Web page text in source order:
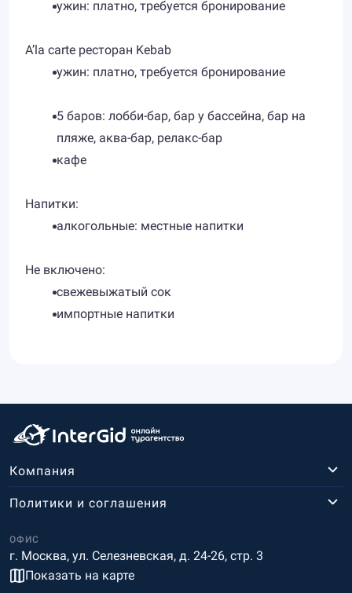
ужин: платно, требуется бронирование
A’la carte ресторан Kebab
ужин: платно, требуется бронирование
5 баров: лобби-бар, бар у бассейна, бар на
пляже, аква-бар, релакс-бар
кафе
Напитки:
алкогольные: местные напитки
Не включено:
свежевыжатый сок
импортные напитки
Компания
ОФИС
г. Москва, ул. Селезневская, д. 24-26, стр. 3
Показать на карте
Политики и соглашения